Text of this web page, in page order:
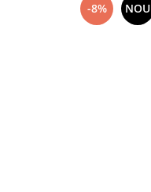
-8% NOU